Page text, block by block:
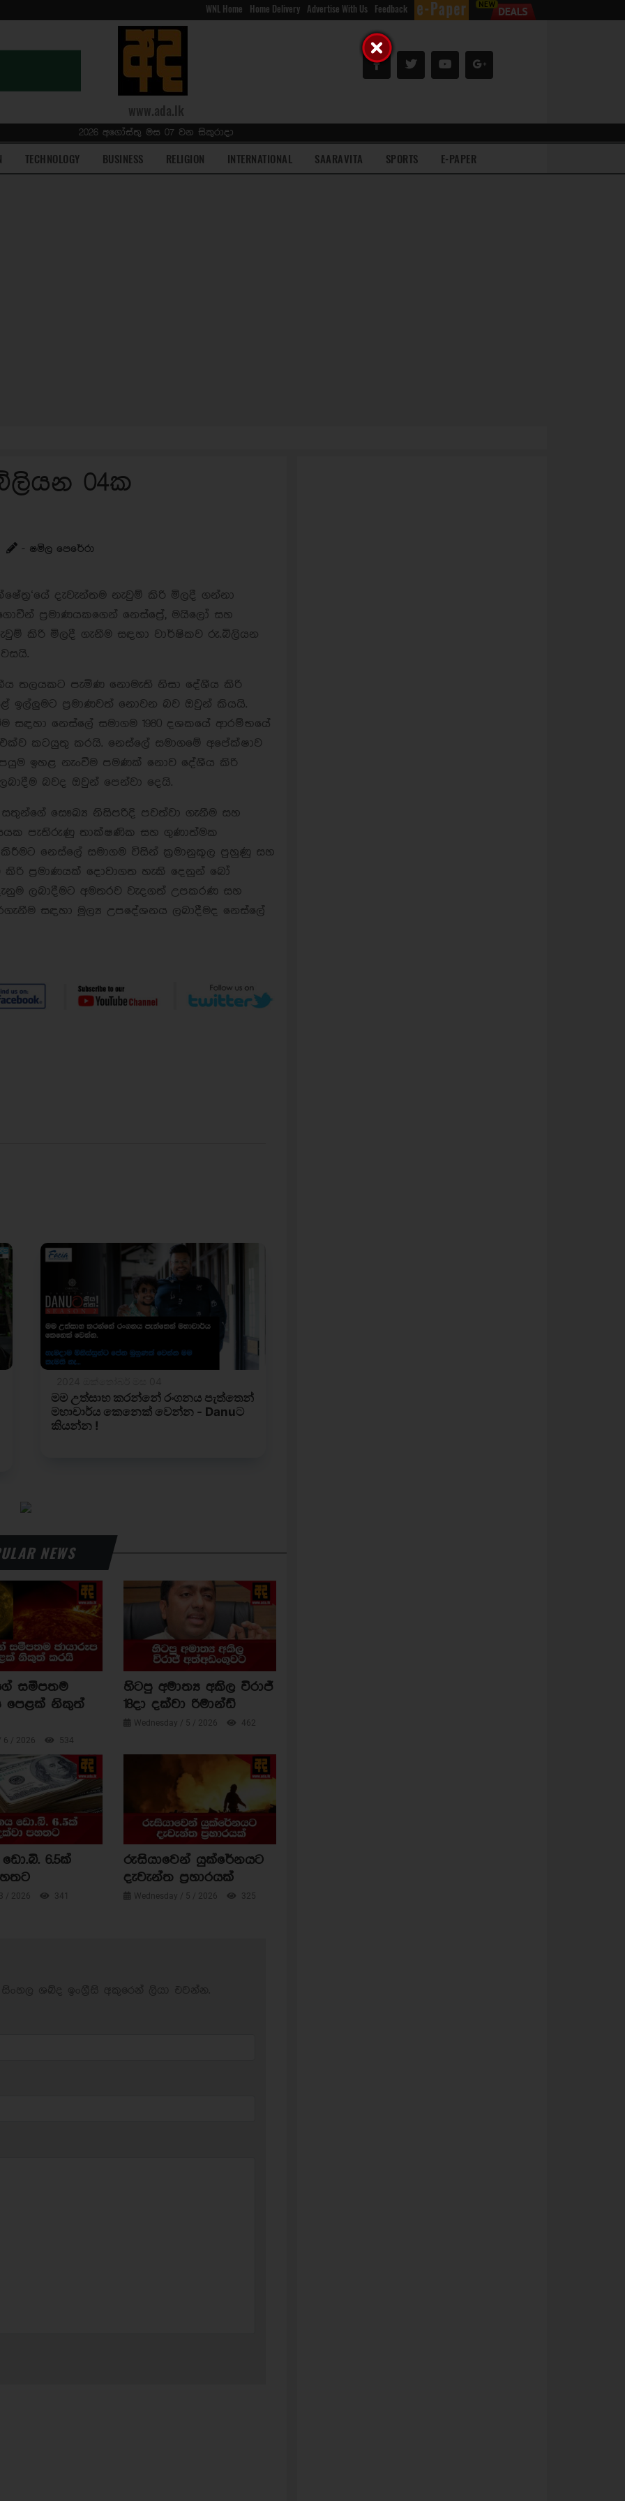
WNL Home Home Delivery Advertise With Us Feedback
www.ada.lk
2026 අගෝස්තු මස 07 වන සිකුරාදා
TECHNOLOGY BUSINESS RELIGION INTERNATIONAL SAARAVITA SPORTS E-PAPER
04ක
- ෂමිල පෙරේරා
දැවැන්තම නැවුම් කිරි මිලදී ගන්නා
ප්‍රමාණයකගෙන් නෙස්ප්‍රේ, මයිලෝ සහ
කිරි මිලදී ගැනීම සඳහා වාර්ෂිකව රු.බිලියන
තලයකට පැමිණ නොමැති නිසා දේශීය කිරි
ඉල්ලුමට ප්‍රමාණවත් නොවන බව ඔවුන් කියයි.
නෙස්ලේ සමාගම 1980 දශකයේ ආරම්භයේ
කටයුතු කරයි. නෙස්ලේ සමාගමේ අපේක්ෂාව
ඉහළ නැංවීම පමණක් නොව දේශීය කිරි
බවද ඔවුන් පෙන්වා දෙයි.
සෞඛ්‍ය නිසිපරිදි පවත්වා ගැනීම සහ
පැතිරුණු තාක්ෂණික සහ ගුණාත්මක
නෙස්ලේ සමාගම විසින් ක්‍රමානුකූල පුහුණු සහ
ප්‍රමාණයක් දොවාගත හැකි දෙනුන් බෝ
ලබාදීමට අමතරව වැදගත් උපකරණ සහ
සඳහා මූල්‍ය උපදේශනය ලබාදීමද නෙස්ලේ
NEWS
සමීපතම
පෙළක් නිකුත්
6 / 2026 534
හිටපු අමාත්‍ය අකිල විරාජ්
18දා දක්වා රිමාන්ඩ්
Wednesday / 5 / 2026 462
6.5ක්
/ 2026 341
රුසියාවෙන් යුක්රේනයට
දැවැන්ත ප්‍රහාරයක්
Wednesday / 5 / 2026 325